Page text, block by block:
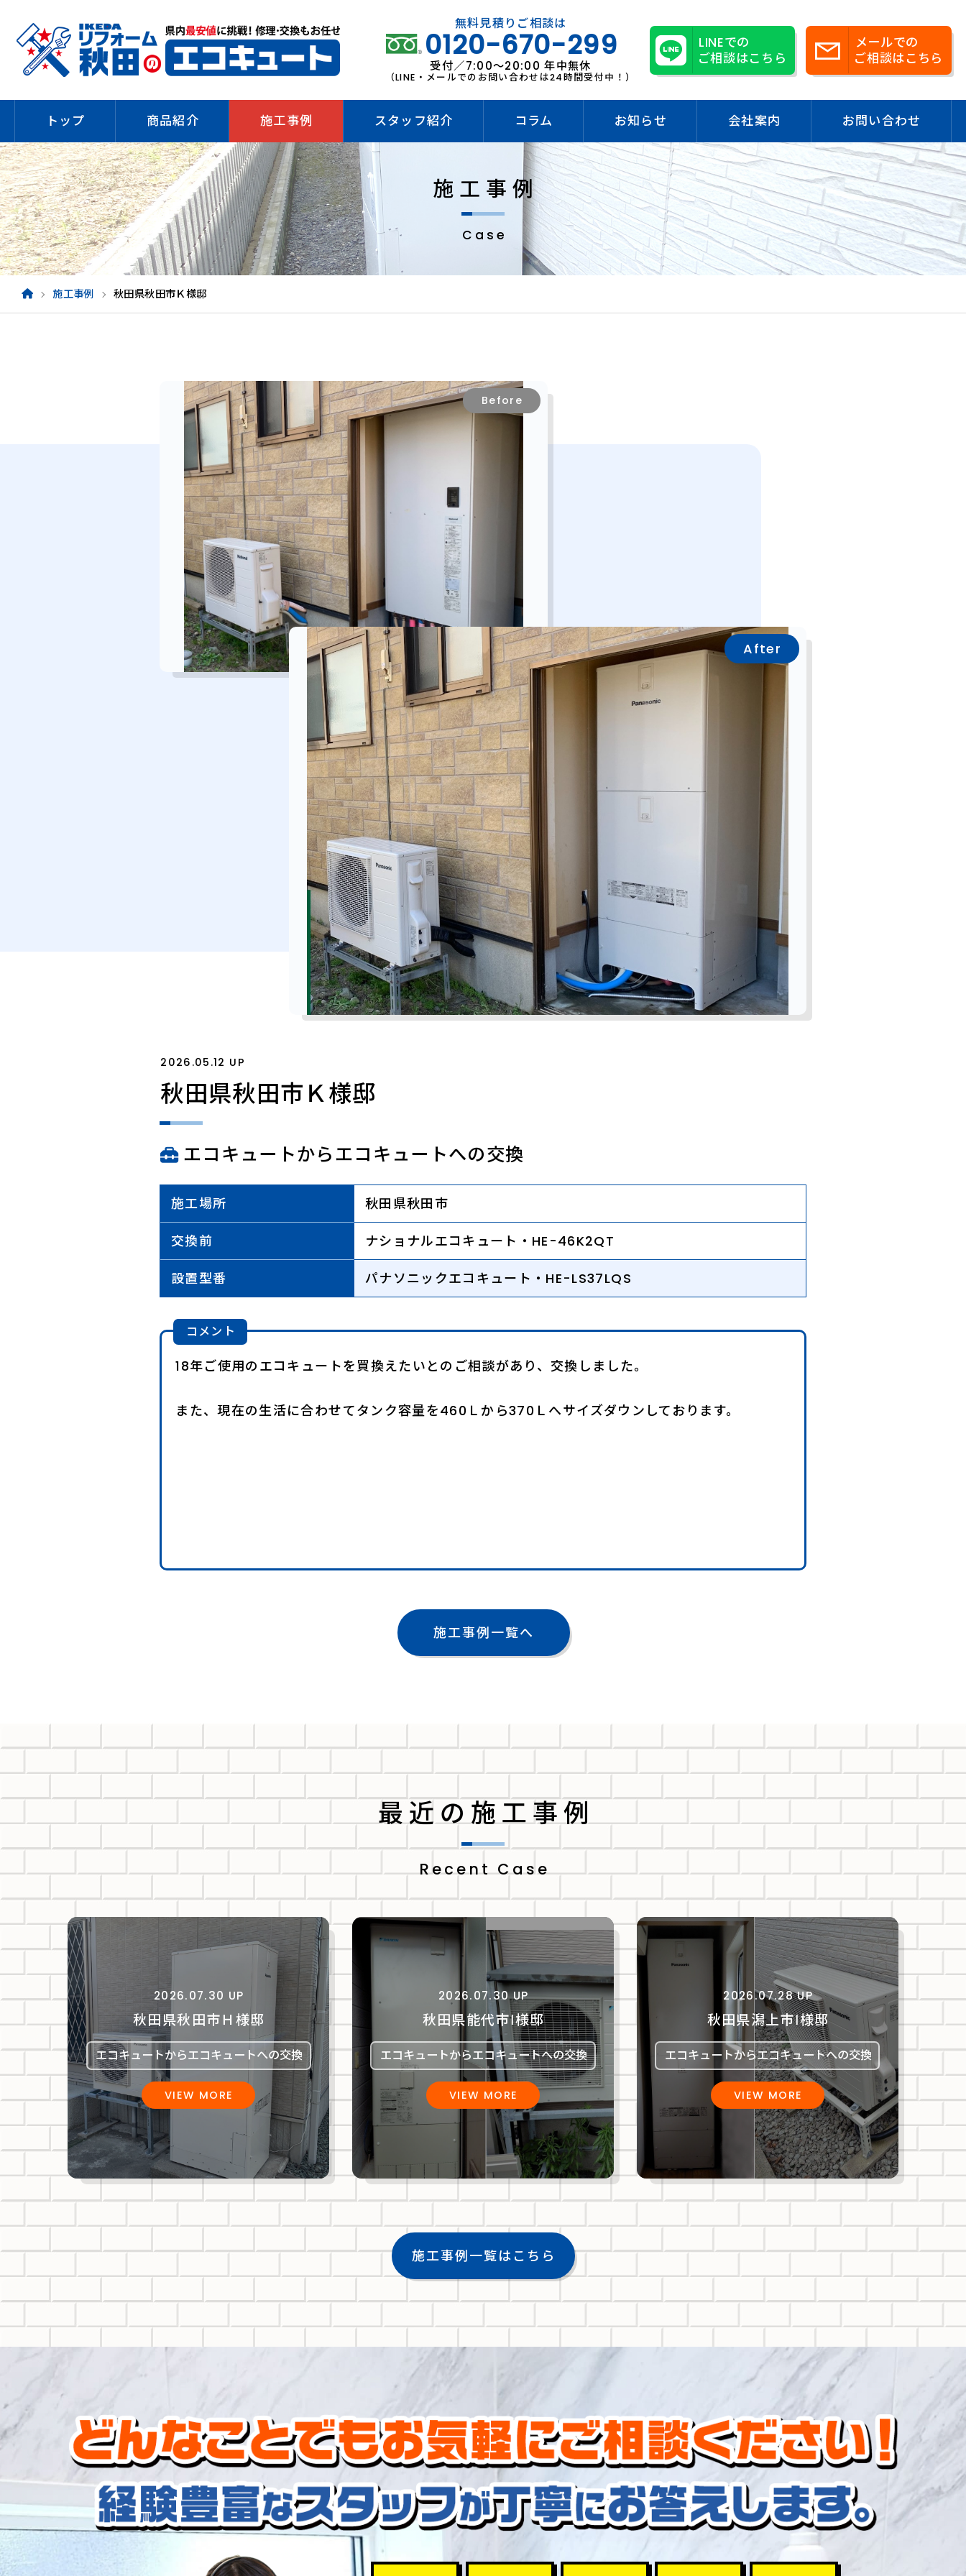
無料見積りご相談は
0120-670-299
受付／7:00～20:00 年中無休
（LINE・メールでのお問い合わせは24時間受付中！）
LINEでの
ご相談はこちら
メールでの
ご相談はこちら
トップ 商品紹介 施工事例 スタッフ紹介 コラム お知らせ 会社案内 お問い合わせ
施工事例
Case
施工事例 秋田県秋田市Ｋ様邸
Before
After
2026.05.12 UP
秋田県秋田市Ｋ様邸
エコキュートからエコキュートへの交換
施工場所 秋田県秋田市
交換前 ナショナルエコキュート・HE-46K2QT
設置型番 パナソニックエコキュート・HE-LS37LQS
コメント
18年ご使用のエコキュートを買換えたいとのご相談があり、交換しました。
また、現在の生活に合わせてタンク容量を460Ｌから370Ｌへサイズダウンしております。
施工事例一覧へ
最近の施工事例
Recent Case
2026.07.30 UP
秋田県秋田市Ｈ様邸
エコキュートからエコキュートへの交換
VIEW MORE
2026.07.30 UP
秋田県能代市Ⅰ様邸
エコキュートからエコキュートへの交換
VIEW MORE
2026.07.28 UP
秋田県潟上市Ⅰ様邸
エコキュートからエコキュートへの交換
VIEW MORE
施工事例一覧はこちら